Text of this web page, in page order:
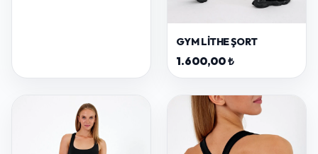
GYM LITHE ŞORT
1.600,00 ₺